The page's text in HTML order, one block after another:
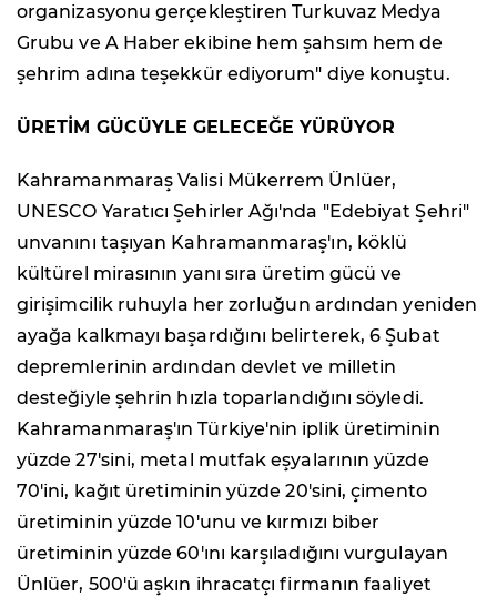
organizasyonu gerçekleştiren Turkuvaz Medya
Grubu ve A Haber ekibine hem şahsım hem de
şehrim adına teşekkür ediyorum" diye konuştu.
ÜRETİM GÜCÜYLE GELECEĞE YÜRÜYOR
Kahramanmaraş Valisi Mükerrem Ünlüer,
UNESCO Yaratıcı Şehirler Ağı'nda "Edebiyat Şehri"
unvanını taşıyan Kahramanmaraş'ın, köklü
kültürel mirasının yanı sıra üretim gücü ve
girişimcilik ruhuyla her zorluğun ardından yeniden
ayağa kalkmayı başardığını belirterek, 6 Şubat
depremlerinin ardından devlet ve milletin
desteğiyle şehrin hızla toparlandığını söyledi.
Kahramanmaraş'ın Türkiye'nin iplik üretiminin
yüzde 27'sini, metal mutfak eşyalarının yüzde
70'ini, kağıt üretiminin yüzde 20'sini, çimento
üretiminin yüzde 10'unu ve kırmızı biber
üretiminin yüzde 60'ını karşıladığını vurgulayan
Ünlüer, 500'ü aşkın ihracatçı firmanın faaliyet